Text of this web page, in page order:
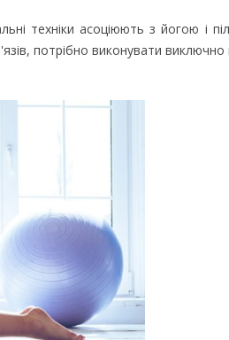
техніки асоціюють з йогою і
потрібно виконувати виключно